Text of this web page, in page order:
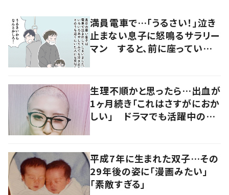
満員電車で…「うるさい！」泣き
止まない息子に怒鳴るサラリー
マン すると、前に座っていた
生理不順かと思ったら…出血が
1ヶ月続き「これはさすがにおか
しい」 ドラマでも活躍中の女
平成7年に生まれた双子…その
29年後の姿に「漫画みたい」
「素敵すぎる」